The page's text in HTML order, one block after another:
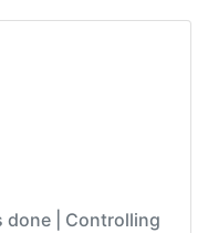
done | Controlling